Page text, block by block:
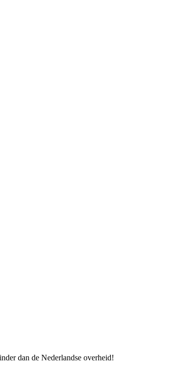
dan de Nederlandse overheid!